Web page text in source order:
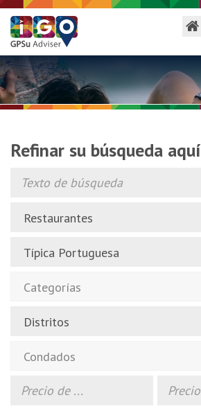
Refinar su búsqueda aquí